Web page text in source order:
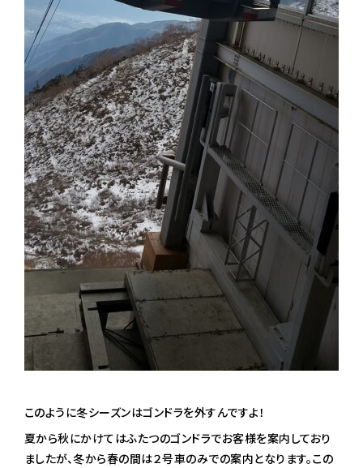
このように冬シーズンはゴンドラを外すんですよ！
夏から秋にかけてはふたつのゴンドラでお客様を案内しており
ましたが、冬から春の間は２号車のみでの案内となります。この